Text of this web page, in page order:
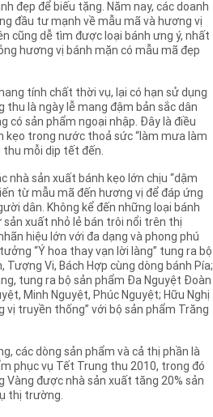
đẹp để biếu tặng. Năm nay, các doanh
đầu tư mạnh về mẫu mã và hương vị
cũng dễ tìm được loại bánh ưng ý, nhất
hương vị bánh mặn có mẫu mã đẹp
tính chất thời vụ, lại có hạn sử dụng
thu là ngày lễ mang đậm bản sắc dân
có sản phẩm ngoại nhập. Đây là điều
kẹo trong nước thoả sức “làm mưa làm
mỗi dịp tết đến.
nhà sản xuất bánh kẹo lớn chịu “dậm
từ mẫu mã đến hương vị để đáp ứng
dân. Không kể đến những loại bánh
sản xuất nhỏ lẻ bán trôi nổi trên thị
hiệu lớn với đa dạng và phong phú
“Ý hoa thay vạn lời làng” tung ra bộ
Tượng Vi, Bách Hợp cùng dòng bánh Pía;
tung ra bộ sản phẩm Đa Nguyệt Đoàn
Minh Nguyệt, Phúc Nguyệt; Hữu Nghị
vị truyền thống” với bộ sản phẩm Trăng
các dòng sản phẩm và cả thị phần là
phục vụ Tết Trung thu 2010, trong đó
Vàng được nhà sản xuất tăng 20% sản
thị trường.